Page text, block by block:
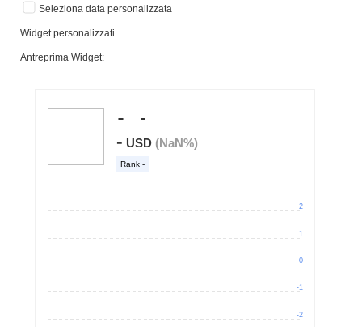
Seleziona data personalizzata
Widget personalizzati
Antreprima Widget: